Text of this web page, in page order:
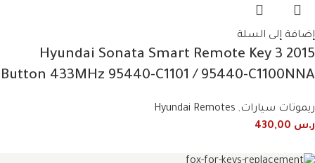
إضافة إلى السلة
2015 Hyundai Sonata Smart Remote Key 3
Button 433MHz 95440-C1101 / 95440-C1100NNA
ريموتات سيارات,
Hyundai Remotes
ر.س